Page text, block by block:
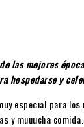
las mejores
hospedarse y
especial para
y muuucha comida.